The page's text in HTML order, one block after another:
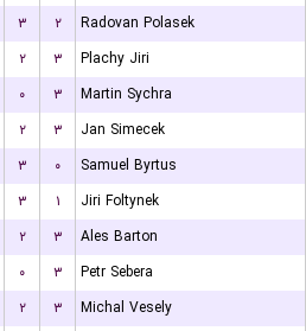
۳ ۲
Radovan Polasek
۲ ۳
Plachy Jiri
۰ ۳
Martin Sychra
۲ ۳
Jan Simecek
۳ ۰
Samuel Byrtus
۳ ۱
Jiri Foltynek
۲ ۳
Ales Barton
۰ ۳
Petr Sebera
۲ ۳
Michal Vesely